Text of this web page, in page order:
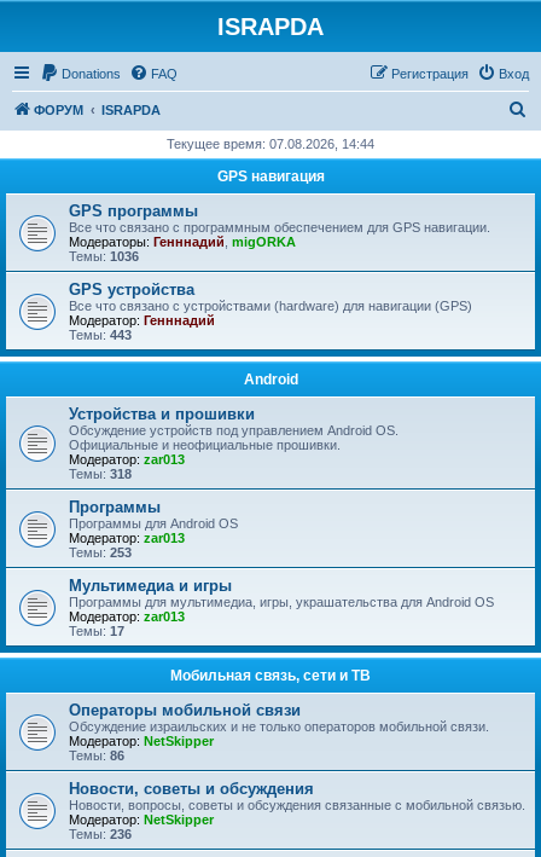
ISRAPDA
Donations FAQ Вход
Регистрация
ФОРУМ ISRAPDA
с
Текущее время: 07.08.2026, 14:44
GPS навигация
GPS программы
Все что связано с программным обеспечением для GPS навигации.
Модераторы: Генннадий migORKA
Темы: 1036
GPS устройства
Все что связано с устройствами (hardware) для навигации (GPS)
Модератор: Генннадий
Темы: 443
Android
Устройства и прошивки
Обсуждение устройств под управлением Android OS.
Официальные и неофициальные прошивки.
Модератор: zar013
Темы: 318
Программы
Программы для Android OS
Модератор: zar013
Темы: 253
Мультимедиа и игры
Программы для мультимедиа, игры, украшательства для Android OS
Модератор: zar013
Темы: 17
Мобильная связь, сети и ТВ
Операторы мобильной связи
Обсуждение израильских и не только операторов мобильной связи.
Модератор: NetSkipper
Темы: 86
Новости, советы и обсуждения
Новости, вопросы, советы и обсуждения связанные с мобильной связью.
Модератор: NetSkipper
Темы: 236